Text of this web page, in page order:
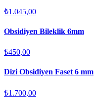
₺1.045,00
Obsidiyen Bileklik 6mm
₺450,00
Dizi Obsidiyen Faset 6 mm
₺1.700,00